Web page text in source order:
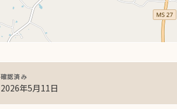
確認済み
2026年5月11日